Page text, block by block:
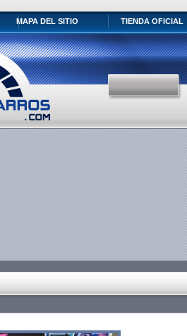
MAPA DEL SITIO TIENDA OFICIAL